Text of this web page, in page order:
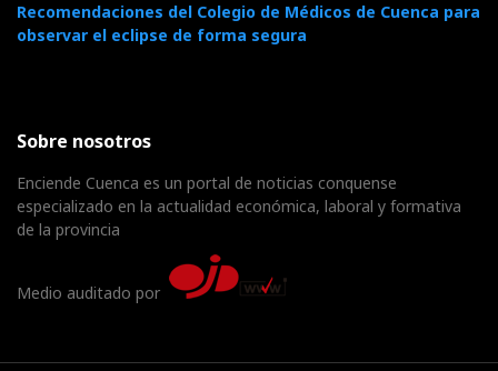
Recomendaciones del Colegio de Médicos de Cuenca para
observar el eclipse de forma segura
Sobre nosotros
Enciende Cuenca es un portal de noticias conquense
especializado en la actualidad económica, laboral y formativa
de la provincia
Medio auditado por